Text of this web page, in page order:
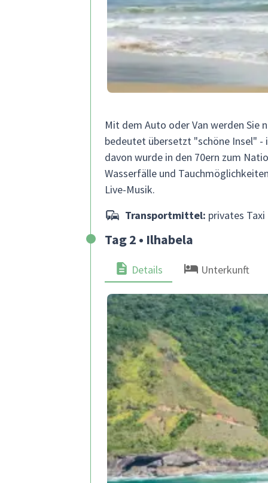
Mit dem Auto oder Van werden Sie
bedeutet übersetzt "schöne Insel" -
davon wurde in den 70ern zum
Wasserfälle und
Live-Musik.
Transportmittel: privates
Tag 2 • Ilhabela
Details Unterkunft